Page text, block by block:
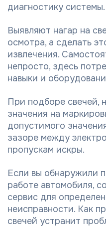
диагностику системы.
Выявляют нагар на
осмотра, а сделать
извлечения.
непросто, здесь
навыки и
При подборе свечей,
значения на
допустимого
зазоре между
пропускам искры.
Если вы обнаружили
работе автомобиля,
сервис для
неисправности. Как
свечей устранит